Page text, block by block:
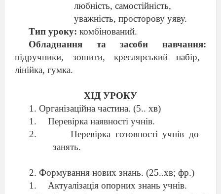
любність, самостійність,
уважність, просторову уяву.
Тип уроку: комбінований.
Обладнання та засоби навчання:
підручники, зошити, креслярський набір,
лінійка, гумка.
ХІД УРОКУ
1. Організаційна частина. (5.. хв)
Перевірка наявності учнів.
Перевірка готовності учнів до
занять.
2. Формування нових знань. (25..хв; фр.)
Актуалізація опорних знань учнів.